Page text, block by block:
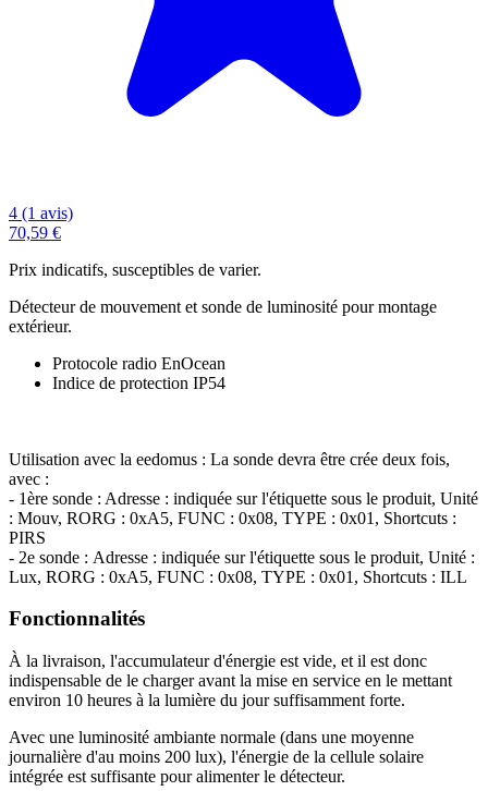
4 (1 avis)
70,59 €
Prix indicatifs, susceptibles de varier.
Détecteur de mouvement et sonde de luminosité pour montage
extérieur.
Protocole radio EnOcean
Indice de protection IP54
Utilisation avec la eedomus : La sonde devra être crée deux fois,
avec :
- 1ère sonde : Adresse : indiquée sur l'étiquette sous le produit, Unité
: Mouv, RORG : 0xA5, FUNC : 0x08, TYPE : 0x01, Shortcuts :
PIRS
- 2e sonde : Adresse : indiquée sur l'étiquette sous le produit, Unité :
Lux, RORG : 0xA5, FUNC : 0x08, TYPE : 0x01, Shortcuts : ILL
Fonctionnalités
À la livraison, l'accumulateur d'énergie est vide, et il est donc
indispensable de le charger avant la mise en service en le mettant
environ 10 heures à la lumière du jour suffisamment forte.
Avec une luminosité ambiante normale (dans une moyenne
journalière d'au moins 200 lux), l'énergie de la cellule solaire
intégrée est suffisante pour alimenter le détecteur.